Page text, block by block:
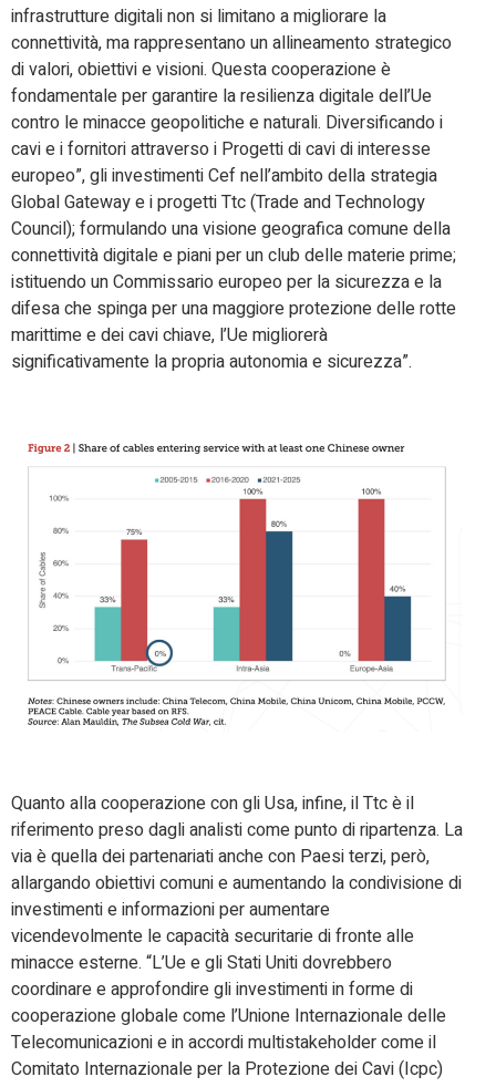
infrastrutture digitali non si limitano a migliorare la
connettività, ma rappresentano un allineamento strategico
di valori, obiettivi e visioni. Questa cooperazione è
fondamentale per garantire la resilienza digitale dell’Ue
contro le minacce geopolitiche e naturali. Diversificando i
cavi e i fornitori attraverso i Progetti di cavi di interesse
europeo”, gli investimenti Cef nell’ambito della strategia
Global Gateway e i progetti Ttc (Trade and Technology
Council); formulando una visione geografica comune della
connettività digitale e piani per un club delle materie prime;
istituendo un Commissario europeo per la sicurezza e la
difesa che spinga per una maggiore protezione delle rotte
marittime e dei cavi chiave, l’Ue migliorerà
significativamente la propria autonomia e sicurezza”.
Quanto alla cooperazione con gli Usa, infine, il Ttc è il
riferimento preso dagli analisti come punto di ripartenza. La
via è quella dei partenariati anche con Paesi terzi, però,
allargando obiettivi comuni e aumentando la condivisione di
investimenti e informazioni per aumentare
vicendevolmente le capacità securitarie di fronte alle
minacce esterne. “L’Ue e gli Stati Uniti dovrebbero
coordinare e approfondire gli investimenti in forme di
cooperazione globale come l’Unione Internazionale delle
Telecomunicazioni e in accordi multistakeholder come il
Comitato Internazionale per la Protezione dei Cavi (Icpc)